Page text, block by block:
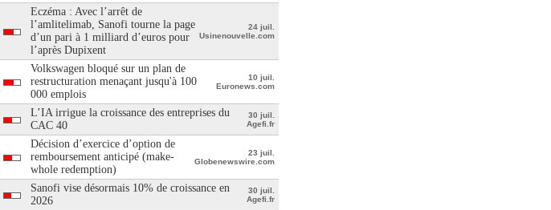
Eczéma : Avec l’arrêt de
l’amlitelimab, Sanofi tourne la page
d’un pari à 1 milliard d’euros pour
l’après Dupixent
24 juil.
Usinenouvelle.com
Volkswagen bloqué sur un plan de
restructuration menaçant jusqu'à 100
000 emplois
10 juil.
Euronews.com
L’IA irrigue la croissance des entreprises du
CAC 40
30 juil.
Agefi.fr
Décision d’exercice d’option de
remboursement anticipé (make-
whole redemption)
23 juil.
Globenewswire.com
Sanofi vise désormais 10% de croissance en
2026
30 juil.
Agefi.fr